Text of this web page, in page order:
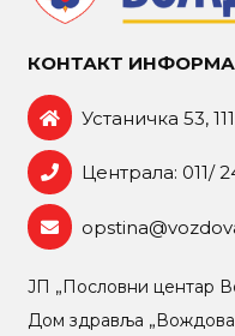
КОНТАКТ
Устаничка 53,
Централа: 011/
ЈП „Пословни центар
Дом здравља